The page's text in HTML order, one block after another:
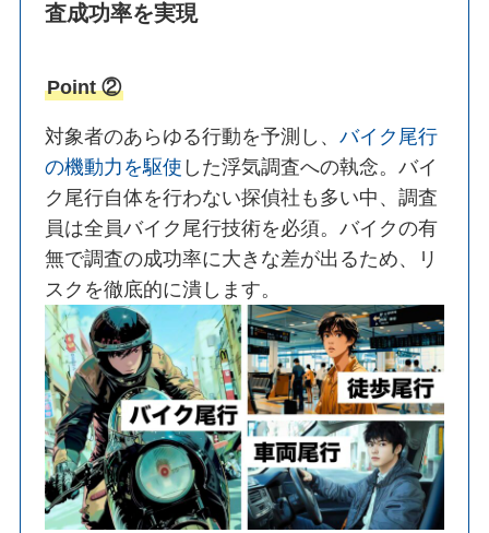
査成功率を実現
Point ②
対象者のあらゆる行動を予測し、バイク尾行
の機動力を駆使 した浮気調査への執念。バイ
ク尾行自体を行わない探偵社も多い中、調査
員は全員バイク尾行技術を必須。バイクの有
無で調査の成功率に大きな差が出るため、リ
スクを徹底的に潰します。